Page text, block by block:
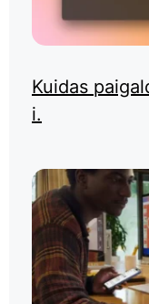
Kuidas
i.